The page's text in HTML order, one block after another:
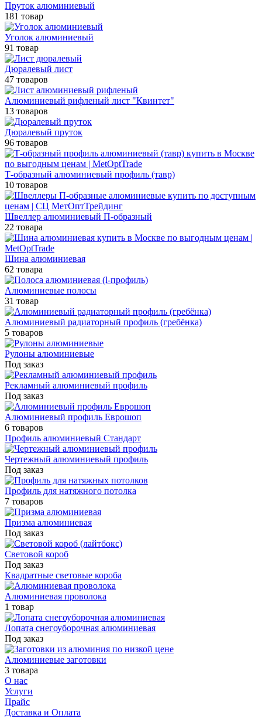
Пруток алюминиевый
181 товар
Уголок алюминиевый
91 товар
Дюралевый лист
47 товаров
Алюминиевый рифленый лист "Квинтет"
13 товаров
Дюралевый пруток
96 товаров
Т-образный алюминиевый профиль (тавр)
10 товаров
Швеллер алюминиевый П-образный
22 товара
Шина алюминиевая
62 товара
Алюминиевые полосы
31 товар
Алюминиевый радиаторный профиль (гребёнка)
5 товаров
Рулоны алюминиевые
Под заказ
Рекламный алюминиевый профиль
Под заказ
Алюминиевый профиль Еврошоп
6 товаров
Профиль алюминиевый Стандарт
Чертежный алюминиевый профиль
Под заказ
Профиль для натяжного потолка
7 товаров
Призма алюминиевая
Под заказ
Световой короб
Под заказ
Квадратные световые короба
Алюминиевая проволока
1 товар
Лопата снегоуборочная алюминиевая
Под заказ
Алюминиевые заготовки
3 товара
О нас
Услуги
Прайс
Доставка и Оплата